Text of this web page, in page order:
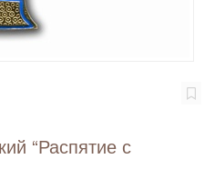
“Распятие с